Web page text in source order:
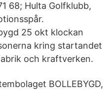
68; Hulta Golfklubb,
25 okt klockan
kring startandet
och kraftverken.
BOLLEBYGD,